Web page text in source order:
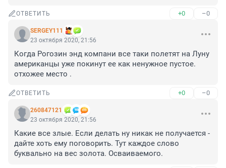
ОТВЕТИТЬ +0 –0
SERGEY111
23 октября 2020, 21:56
Когда Рогозин энд компани все таки полетят на Луну
американцы уже покинут ее как ненужное пустое.
отхожее место .
ОТВЕТИТЬ +0 –0
260847121
23 октября 2020, 21:56
Какие все злые. Если делать ну никак не получается -
дайте хоть ему поговорить. Тут каждое слово
буквально на вес золота. Осваиваемого.